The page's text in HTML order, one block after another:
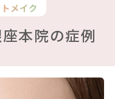
メイク
本院の症例